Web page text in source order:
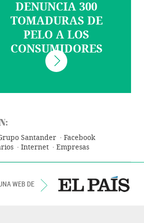
DENUNCIA 300
TOMADURAS DE
PELO A LOS
CONSUMIDORES
Santander
Facebook
Internet
Empresas
WEB DE